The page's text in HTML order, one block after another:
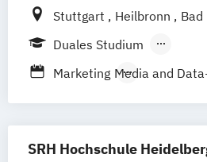
Marketing)
Medien und Marketing)
Stuttgart Heilbronn
Friedrichshafen
Ravensburg Villingen-
Horb am Neckar
Duales Studium
Berufsbegleitendes
Marketing Media and
SRH Hochschule